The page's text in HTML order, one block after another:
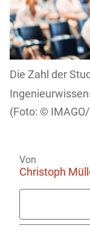
Die Zahl der
Von
Christoph